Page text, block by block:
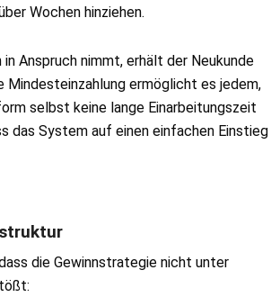
Wochen hinziehen.
Anspruch nimmt, erhält der Neukunde
ermöglicht es jedem,
selbst keine lange Einarbeitungszeit
das System auf einen einfachen Einstieg
die Gewinnstrategie nicht unter